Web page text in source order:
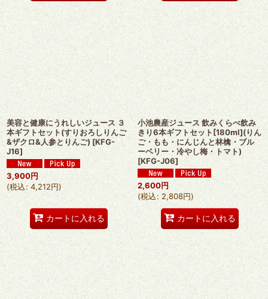
美容と健康にうれしいジュース ３
本ギフトセット(すりおろしりんご
&ザクロ&人参とりんご) [KFG-
J16]
3,900円
(税込: 4,212円)
カートに入れる
小池農産ジュース 飲みくらべ飲み
きり6本ギフトセット[180ml](りん
ご・もも・にんじんと林檎・ブル
ーベリー・冷やし梅・トマト)
[KFG-J06]
2,600円
(税込: 2,808円)
カートに入れる